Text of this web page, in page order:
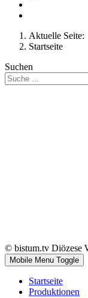
Aktuelle Seite:
Startseite
Suchen
© bistum.tv Diözese
Mobile Menu Toggle
Startseite
Produktionen